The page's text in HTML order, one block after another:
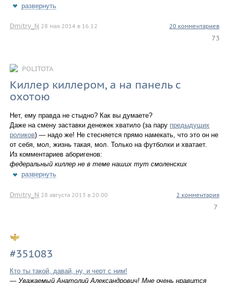
развернуть
Dmitry_N 28 мая 2014 в 16.12 20 комментариев
73
POLITOTA
Киллер киллером, а на панель с
охотою
Нет, ему правда не стыдно? Как вы думаете?
Даже на смену заставки денежек хватило (за пару предыдущих
роликов) — надо же! Не стесняется прямо намекать, что это он не
от себя, мол, жизнь такая, мол. Только на футболки и хватает.
Из комментариев аборигенов:
федеральный киллер не в теме наших тут смоленских
развернуть
Dmitry_N 28 августа 2013 в 20.00 2 комментария
7
#351083
Кто ты такой, давай, ну, и черт с ним!
— Уважаемый Анатолий Александрович! Мне очень нравится